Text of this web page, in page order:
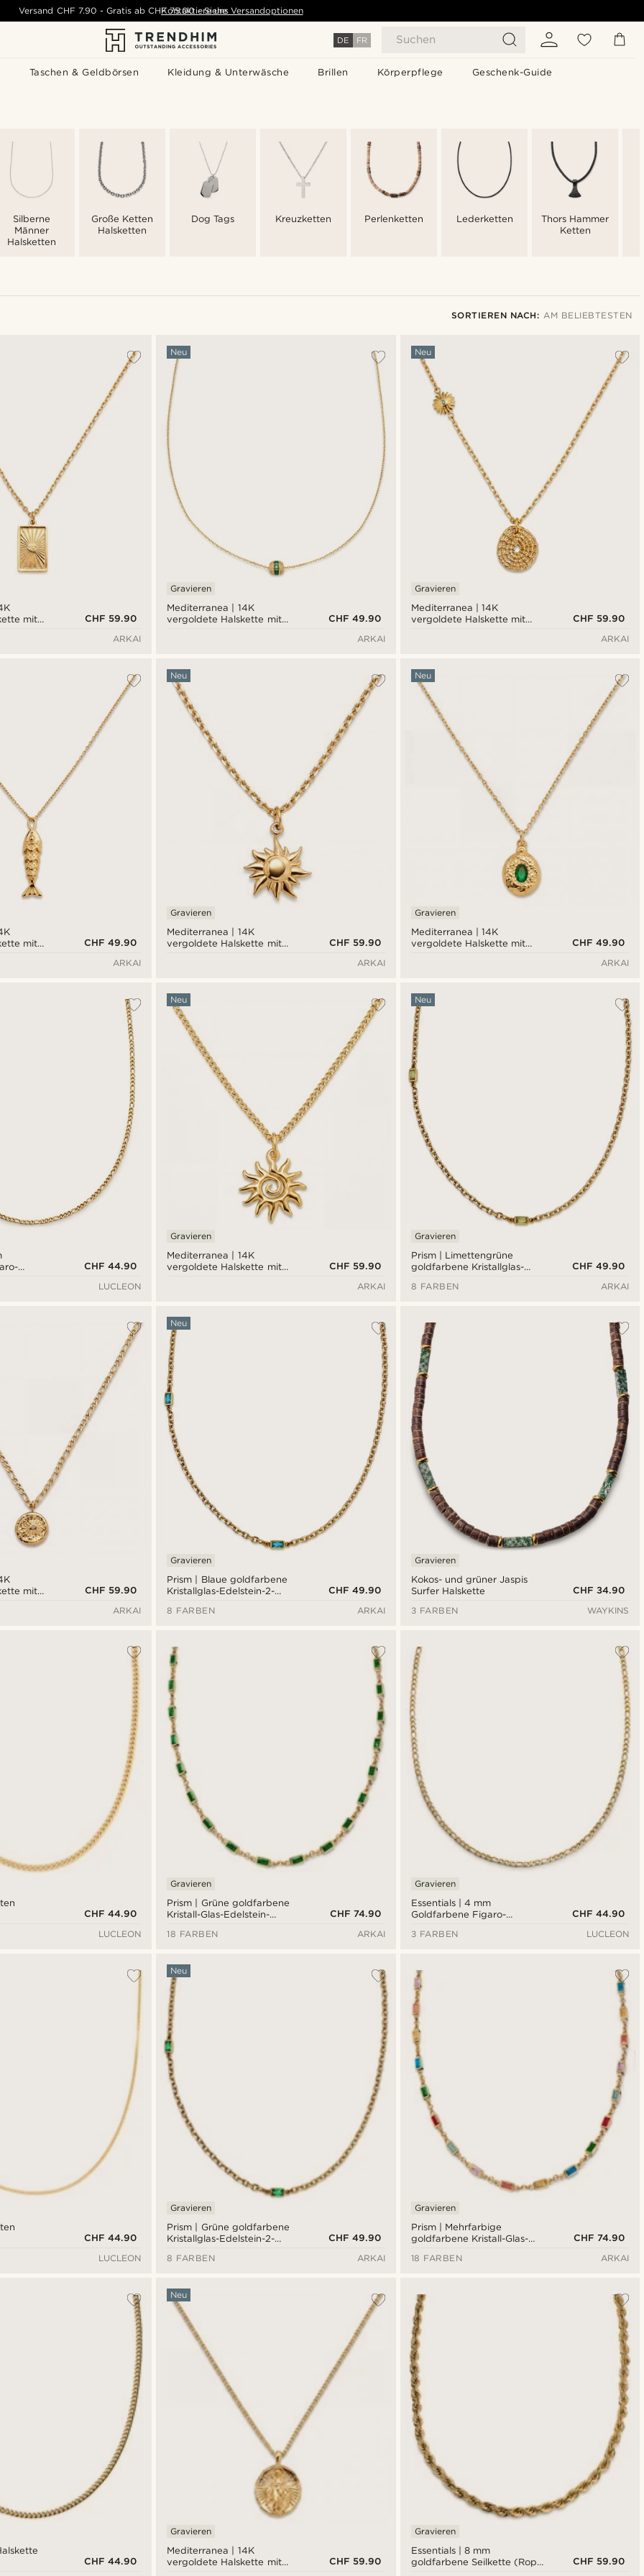
DE FR Suchen
Taschen & Geldbörsen Kleidung & Unterwäsche Brillen Körperpflege Geschenk-Guide
Versand CHF 7.90 - Gratis ab CHF 75.00 - Siehe Versandoptionen
Kontaktiere uns
Silberne
Männer
Halsketten
Große Ketten
Halsketten
Dog Tags Kreuzketten Perlenketten Lederketten
Thors Hammer
Ketten
SORTIEREN NACH: AM BELIEBTESTEN
mit
CHF 59.90
ARKAI
Mediterranea | 14K
vergoldete Halskette mit
Neu
Gravieren
CHF 49.90
ARKAI
Mediterranea | 14K
vergoldete Halskette mit
Neu
Gravieren
CHF 59.90
ARKAI
mit
CHF 49.90
ARKAI
Mediterranea | 14K
vergoldete Halskette mit
Neu
Gravieren
CHF 59.90
ARKAI
Mediterranea | 14K
vergoldete Halskette mit
Neu
Gravieren
CHF 49.90
ARKAI
CHF 44.90
LUCLEON
Mediterranea | 14K
vergoldete Halskette mit
Neu
Gravieren
CHF 59.90
ARKAI
Prism | Limettengrüne
goldfarbene Kristallglas-
Halskette
Neu
Gravieren
CHF 49.90
8 FARBEN
ARKAI
mit
CHF 59.90
ARKAI
Prism | Blaue goldfarbene
Kristallglas-Edelstein-2-
Neu
Gravieren
CHF 49.90
8 FARBEN
ARKAI
Kokos- und grüner Jaspis
Surfer Halskette
Gravieren
CHF 34.90
3 FARBEN
WAYKINS
CHF 44.90
LUCLEON
Prism | Grüne goldfarbene
Kristall-Glas-Edelstein-
Gravieren
CHF 74.90
18 FARBEN
ARKAI
Essentials | 4 mm
Goldfarbene Figaro-
Gravieren
CHF 44.90
3 FARBEN
LUCLEON
CHF 44.90
LUCLEON
Prism | Grüne goldfarbene
Kristallglas-Edelstein-2-
Neu
Gravieren
CHF 49.90
8 FARBEN
ARKAI
Prism | Mehrfarbige
goldfarbene Kristall-Glas-
Gravieren
CHF 74.90
18 FARBEN
ARKAI
CHF 44.90
Mediterranea | 14K
vergoldete Halskette mit
Neu
Gravieren
CHF 59.90
Essentials | 8 mm
goldfarbene Seilkette (Rope
Gravieren
CHF 59.90